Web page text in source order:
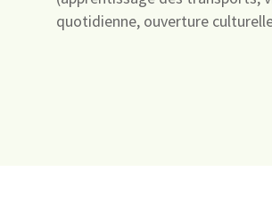
quotidienne, ouverture